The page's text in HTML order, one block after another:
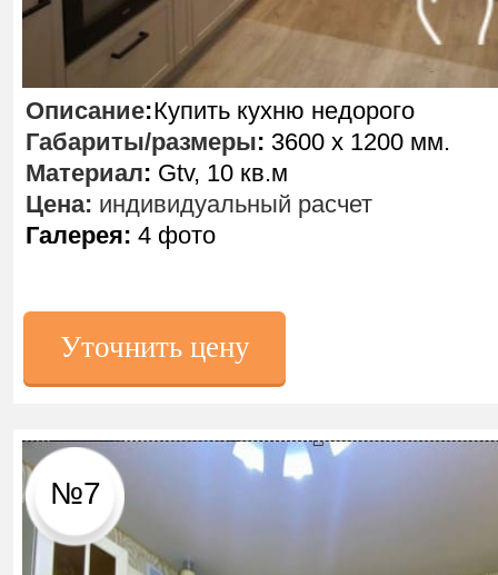
Купить кухню недорого
Описание:
Габариты/размеры: 3600 х 1200 мм.
Материал: Gtv, 10 кв.м
Цена: индивидуальный расчет
Галерея: 4 фото
Уточнить цену
№7